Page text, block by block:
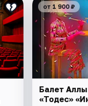
от 1 900 ₽
Балет
«Тодес»